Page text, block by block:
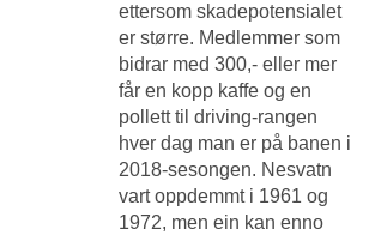
ettersom skadepotensialet
er større. Medlemmer som
bidrar med 300,- eller mer
får en kopp kaffe og en
pollett til driving-rangen
hver dag man er på banen i
2018-sesongen. Nesvatn
vart oppdemmt i 1961 og
1972, men ein kan enno